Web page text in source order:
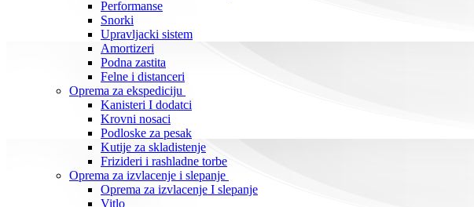
Performanse
Snorki
Upravljacki sistem
Amortizeri
Podna zastita
Felne i distanceri
Oprema za ekspediciju
Kanisteri I dodatci
Krovni nosaci
Podloske za pesak
Kutije za skladistenje
Frizideri i rashladne torbe
Oprema za izvlacenje i slepanje
Oprema za izvlacenje I slepanje
Vitlo